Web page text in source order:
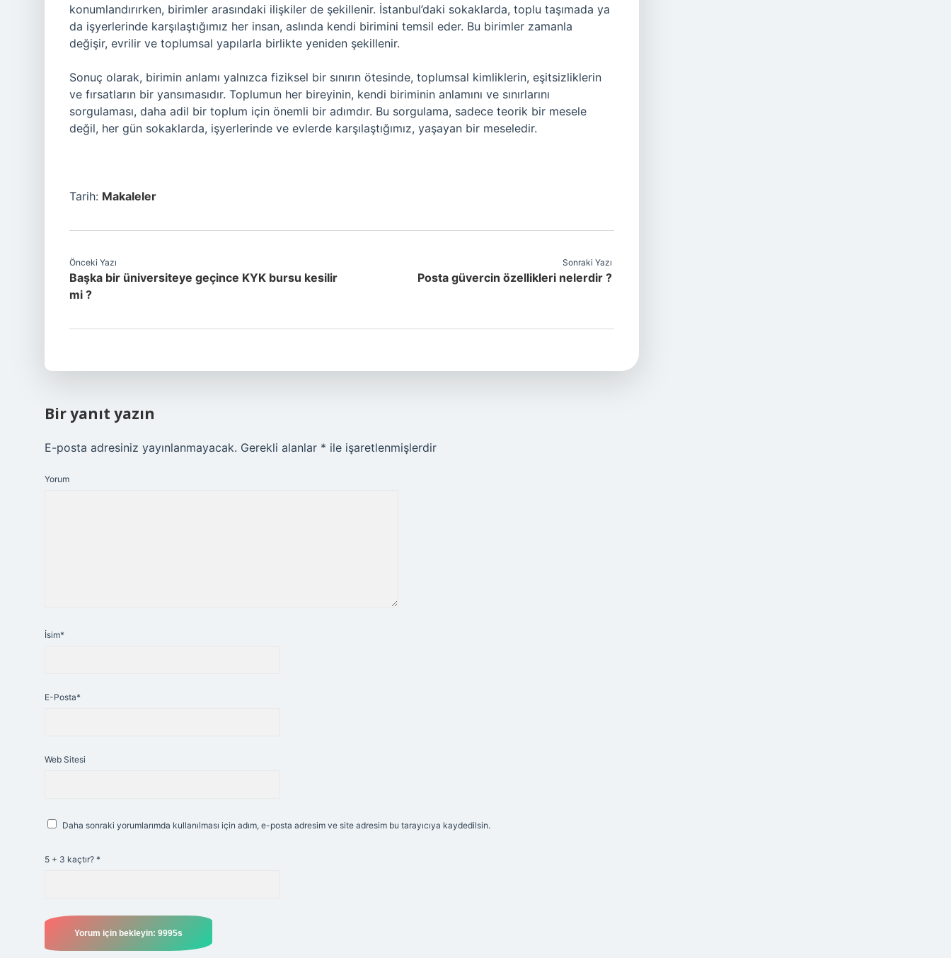
konumlandırırken, birimler arasındaki ilişkiler de şekillenir. İstanbul’daki sokaklarda, toplu taşımada ya
da işyerlerinde karşılaştığımız her insan, aslında kendi birimini temsil eder. Bu birimler zamanla
değişir, evrilir ve toplumsal yapılarla birlikte yeniden şekillenir.
Sonuç olarak, birimin anlamı yalnızca fiziksel bir sınırın ötesinde, toplumsal kimliklerin, eşitsizliklerin
ve fırsatların bir yansımasıdır. Toplumun her bireyinin, kendi biriminin anlamını ve sınırlarını
sorgulaması, daha adil bir toplum için önemli bir adımdır. Bu sorgulama, sadece teorik bir mesele
değil, her gün sokaklarda, işyerlerinde ve evlerde karşılaştığımız, yaşayan bir meseledir.
Tarih: Makaleler
Önceki Yazı
Başka bir üniversiteye geçince KYK bursu kesilir
mi ?
Sonraki Yazı
Posta güvercin özellikleri nelerdir ?
Bir yanıt yazın
E-posta adresiniz yayınlanmayacak. Gerekli alanlar * ile işaretlenmişlerdir
Yorum
İsim*
E-Posta*
Web Sitesi
Daha sonraki yorumlarımda kullanılması için adım, e-posta adresim ve site adresim bu tarayıcıya kaydedilsin.
5 + 3 kaçtır? *